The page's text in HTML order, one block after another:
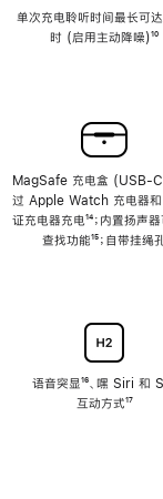
单次充电聆听时间最长可
时 (启用主动降噪)脚
¹⁰
MagSafe 充电盒 (USB-
过 Apple Watch 充电器
证充电器充电脚
注
¹⁴；内置扬声
查找功能脚
¹⁵；自带挂绳
语音突显脚
注
¹⁶、嘿 Siri 和
互动方式脚
¹⁷